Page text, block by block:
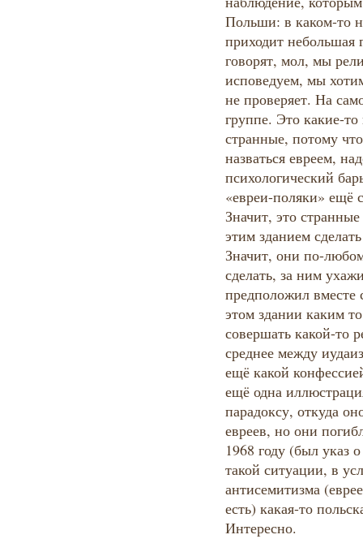
Польши: в каком-то
приходит небольшая
говорят, мол, мы
исповедуем, мы
не проверяет. На
группе. Это какие-
странные, потому
назваться евреем,
психологический
«евреи-поляки» ещё
Значит, это
этим зданием
Значит, они по-
сделать, за ним
предположил вместе
этом здании каким
совершать какой-то
среднее между
ещё какой
ещё одна
парадоксу, откуда
евреев, но они
1968 году (был указ
такой ситуации, в
антисемитизма
есть) какая-то
Интересно.